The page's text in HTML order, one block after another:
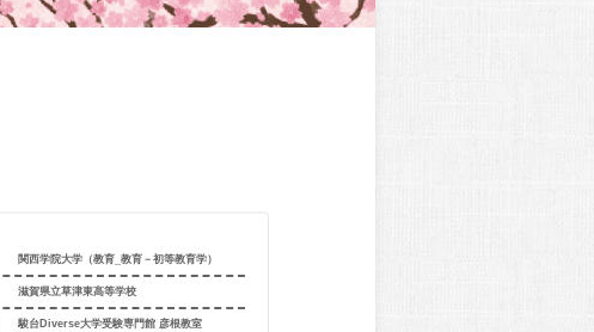
関西学院大学（教育_教育－初等教育学）
滋賀県立草津東高等学校
駿台Diverse大学受験専門館 彦根教室